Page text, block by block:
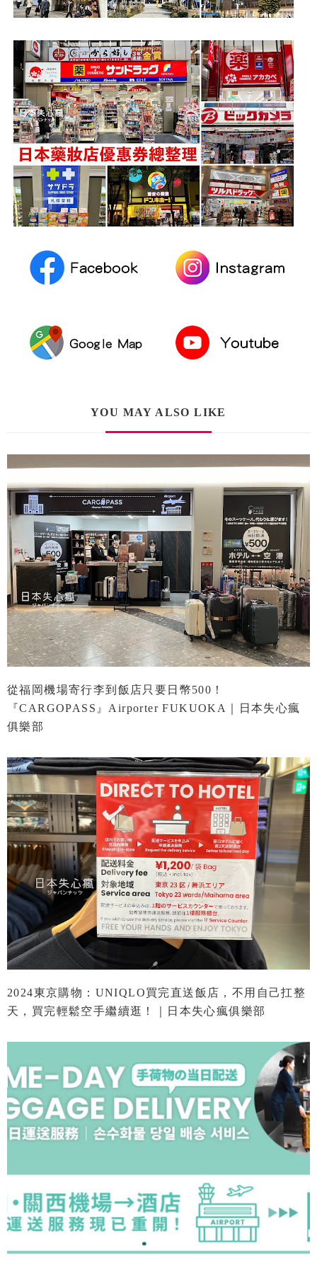
YOU MAY ALSO LIKE
從福岡機場寄行李到飯店只要日幣500！
『CARGOPASS』airporter FUKUOKA｜日本失心瘋
俱樂部
2024東京購物：UNIQLO買完直送飯店，不用自己扛整
天，買完輕鬆空手繼續逛！｜日本失心瘋俱樂部